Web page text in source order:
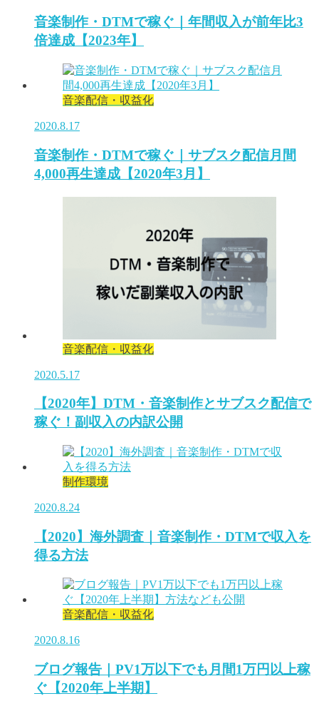
音楽制作・DTMで稼ぐ｜年間収入が前年比3
倍達成【2023年】
音楽配信・収益化
2020.8.17
音楽制作・DTMで稼ぐ｜サブスク配信月間
4,000再生達成【2020年3月】
音楽配信・収益化
2020.5.17
【2020年】DTM・音楽制作とサブスク配信で
稼ぐ！副収入の内訳公開
制作環境
2020.8.24
【2020】海外調査｜音楽制作・DTMで収入を
得る方法
音楽配信・収益化
2020.8.16
ブログ報告｜PV1万以下でも月間1万円以上稼
ぐ【2020年上半期】